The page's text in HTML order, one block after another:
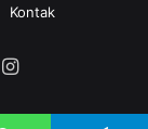
Kontak
Instagram